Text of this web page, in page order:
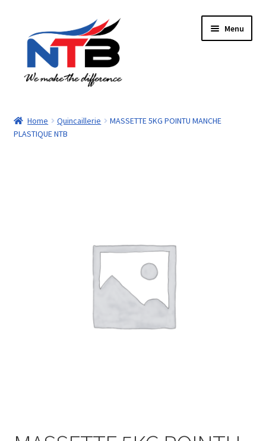
navigation
contenu
Menu
Boutique
Home Quincaillerie
MASSETTE 5KG POINTU MANCHE
PLASTIQUE NTB